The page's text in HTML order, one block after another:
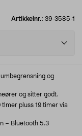
Artikkelnr.: 39-3585-1
og
og sitter godt.
pluss 19 timer via
– Bluetooth 5.3